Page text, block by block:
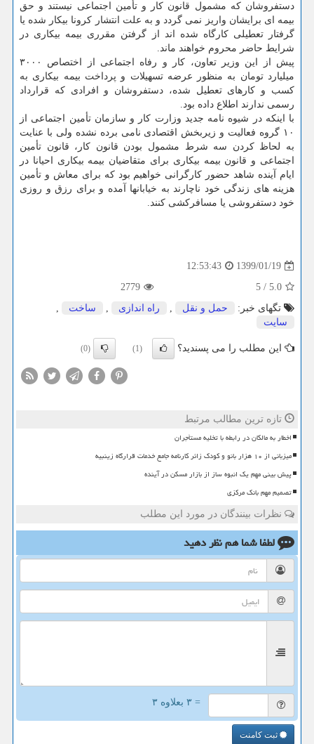
دستفروشان كه مشمول قانون كار و تأمین اجتماعی نیستند و حق
بیمه ای برایشان واریز نمی گردد و به علت انتشار كرونا بیكار شده یا
گرفتار تعطیلی كارگاه شده اند از گرفتن مقرری بیمه بیكاری در
شرایط حاضر محروم خواهند ماند.
پیش از این وزیر تعاون، كار و رفاه اجتماعی از اختصاص ۳۰۰۰
میلیارد تومان به منظور عرضه تسهیلات و پرداخت بیمه بیكاری به
كسب و كارهای تعطیل شده، دستفروشان و افرادی كه قرارداد
رسمی ندارند اطلاع داده بود.
با اینكه در شیوه نامه جدید وزارت كار و سازمان تأمین اجتماعی از
۱۰ گروه فعالیت و زیربخش اقتصادی نامی برده نشده ولی با عنایت
به لحاظ كردن سه شرط مشمول بودن قانون كار، قانون تأمین
اجتماعی و قانون بیمه بیكاری برای متقاضیان بیمه بیكاری احیانا در
ایام آینده شاهد حضور كارگرانی خواهیم بود كه برای معاش و تأمین
هزینه های زندگی خود ناچارند به خیابانها آمده و برای رزق و روزی
خود دستفروشی یا مسافركشی كنند.
1399/01/19
12:53:43
5.0
/
5
2779
تگهای خبر:
حمل و نقل , راه اندازی , ساخت
,
سایت
این مطلب را می پسندید؟ (1)
(0)
تازه ترین مطالب مرتبط
اخطار به مالکان در رابطه با تخلیه مستأجران
میزبانی از ۱۰ هزار بانو و کودک زائر کارنامه جامع خدمات قرارگاه زینبیه
پیش بینی مهم یک انبوه ساز از بازار مسکن در آینده
تصمیم مهم بانک مرکزی
نظرات بینندگان در مورد این مطلب
لطفا شما همنظر دهید
= ۳ بعلاوه ۳
ثبت کامنت